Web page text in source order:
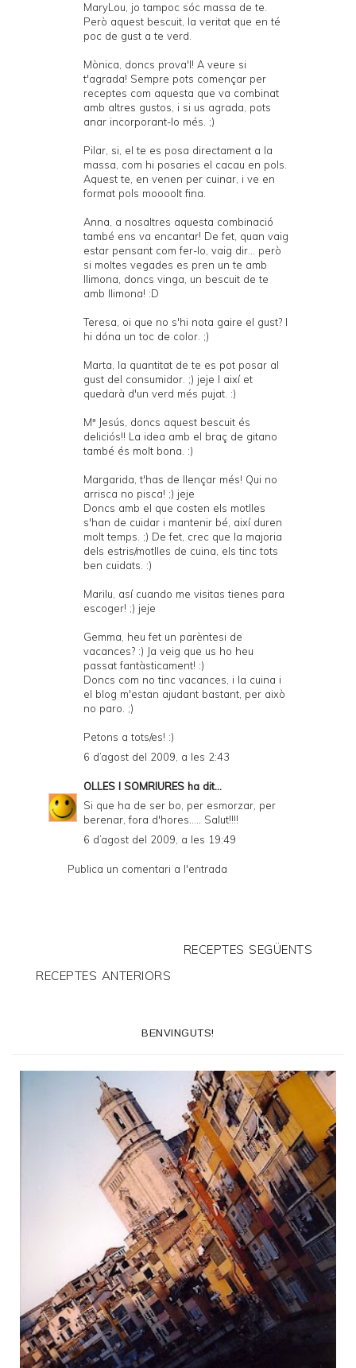
MaryLou, jo tampoc sóc massa de te.
Però aquest bescuit, la veritat que en té
poc de gust a te verd.
Mònica, doncs prova'l! A veure si
t'agrada! Sempre pots començar per
receptes com aquesta que va combinat
amb altres gustos, i si us agrada, pots
anar incorporant-lo més. ;)
Pilar, si, el te es posa directament a la
massa, com hi posaries el cacau en pols.
Aquest te, en venen per cuinar, i ve en
format pols moooolt fina.
Anna, a nosaltres aquesta combinació
també ens va encantar! De fet, quan vaig
estar pensant com fer-lo, vaig dir... però
si moltes vegades es pren un te amb
llimona, doncs vinga, un bescuit de te
amb llimona! :D
Teresa, oi que no s'hi nota gaire el gust? I
hi dóna un toc de color. ;)
Marta, la quantitat de te es pot posar al
gust del consumidor. ;) jeje I així et
quedarà d'un verd més pujat. :)
Mª Jesús, doncs aquest bescuit és
deliciós!! La idea amb el braç de gitano
també és molt bona. :)
Margarida, t'has de llençar més! Qui no
arrisca no pisca! ;) jeje
Doncs amb el que costen els motlles
s'han de cuidar i mantenir bé, així duren
molt temps. ;) De fet, crec que la majoria
dels estris/motlles de cuina, els tinc tots
ben cuidats. :)
Marilu, así cuando me visitas tienes para
escoger! ;) jeje
Gemma, heu fet un parèntesi de
vacances? :) Ja veig que us ho heu
passat fantàsticament! :)
Doncs com no tinc vacances, i la cuina i
el blog m'estan ajudant bastant, per això
no paro. ;)
Petons a tots/es! :)
6 d’agost del 2009, a les 2:43
OLLES I SOMRIURES ha dit...
Si que ha de ser bo, per esmorzar, per
berenar, fora d'hores..... Salut!!!!
6 d’agost del 2009, a les 19:49
Publica un comentari a l'entrada
RECEPTES SEGÜENTS
RECEPTES ANTERIORS
BENVINGUTS!